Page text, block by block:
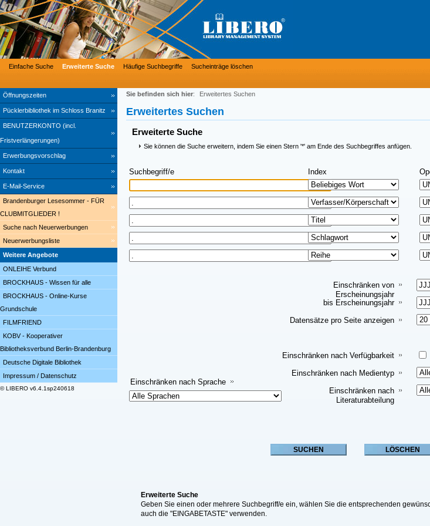
Öffnungszeiten
Pücklerbibliothek im Schloss Branitz
BENUTZERKONTO (incl.
Fristverlängerungen)
Erwerbungsvorschlag
Kontakt
E-Mail-Service
Einfache Suche Erweiterte Suche Häufige Suchbegriffe Sucheinträge löschen
Brandenburger Lesesommer - FÜR
CLUBMITGLIEDER !
Suche nach Neuerwerbungen
Neuerwerbungsliste
Weitere Angebote
ONLEIHE Verbund
BROCKHAUS - Wissen für alle
BROCKHAUS - Online-Kurse
Grundschule
FILMFRIEND
KOBV - Kooperativer
Bibliotheksverbund Berlin-Brandenburg
Deutsche Digitale Bibliothek
Impressum / Datenschutz
© LIBERO v6.4.1sp240618
Sie befinden sich hier: Erweitertes Suchen
Erweitertes Suchen
Erweiterte Suche
Sie können die Suche erweitern, indem Sie einen Stern '*' am Ende des Suchbegriffes anfügen.
Suchbegriff/e Index
Einschränken von
Erscheinungsjahr
bis Erscheinungsjahr
Datensätze pro Seite anzeigen
Einschränken nach Verfügbarkeit
Einschränken nach Medientyp
Einschränken nach
Literaturabteilung
Einschränken nach Sprache
Erweiterte Suche
Geben Sie einen oder mehrere Suchbegriff/e ein, wählen Sie die entsprechenden
auch die "EINGABETASTE" verwenden.